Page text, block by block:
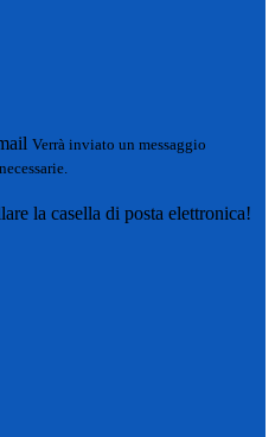
Verrà inviato un messaggio
la casella di posta elettronica!